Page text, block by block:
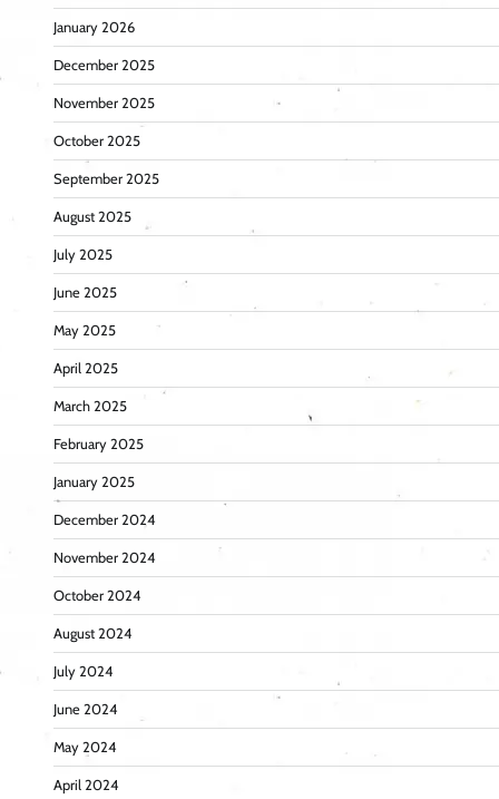
January 2026
December 2025
November 2025
October 2025
September 2025
August 2025
July 2025
June 2025
May 2025
April 2025
March 2025
February 2025
January 2025
December 2024
November 2024
October 2024
August 2024
July 2024
June 2024
May 2024
April 2024